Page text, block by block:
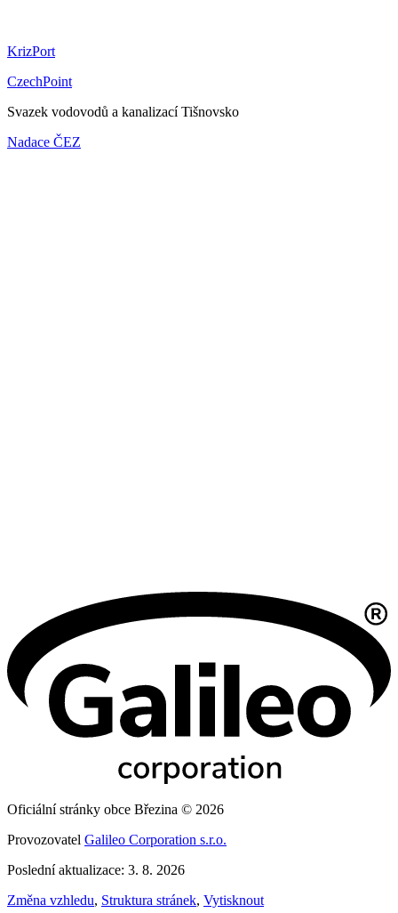
KrizPort
CzechPoint
Svazek vodovodů a kanalizací Tišnovsko
Nadace ČEZ
Oficiální stránky obce Březina © 2026
Provozovatel Galileo Corporation s.r.o.
Poslední aktualizace: 3. 8. 2026
Změna vzhledu, Struktura stránek, Vytisknout